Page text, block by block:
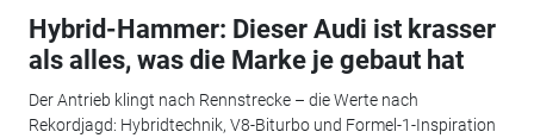
Hybrid-Hammer: Dieser Audi ist krasser
als alles, was die Marke je gebaut hat
Der Antrieb klingt nach Rennstrecke – die Werte nach
Rekordjagd: Hybridtechnik, V8-Biturbo und Formel-1-Inspiration